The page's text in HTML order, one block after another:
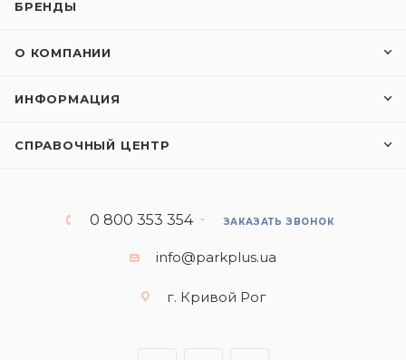
БРЕНДЫ
О КОМПАНИИ
ИНФОРМАЦИЯ
СПРАВОЧНЫЙ ЦЕНТР
0 800 353 354 ЗАКАЗАТЬ ЗВОНОК
info@parkplus.ua
г. Кривой Рог